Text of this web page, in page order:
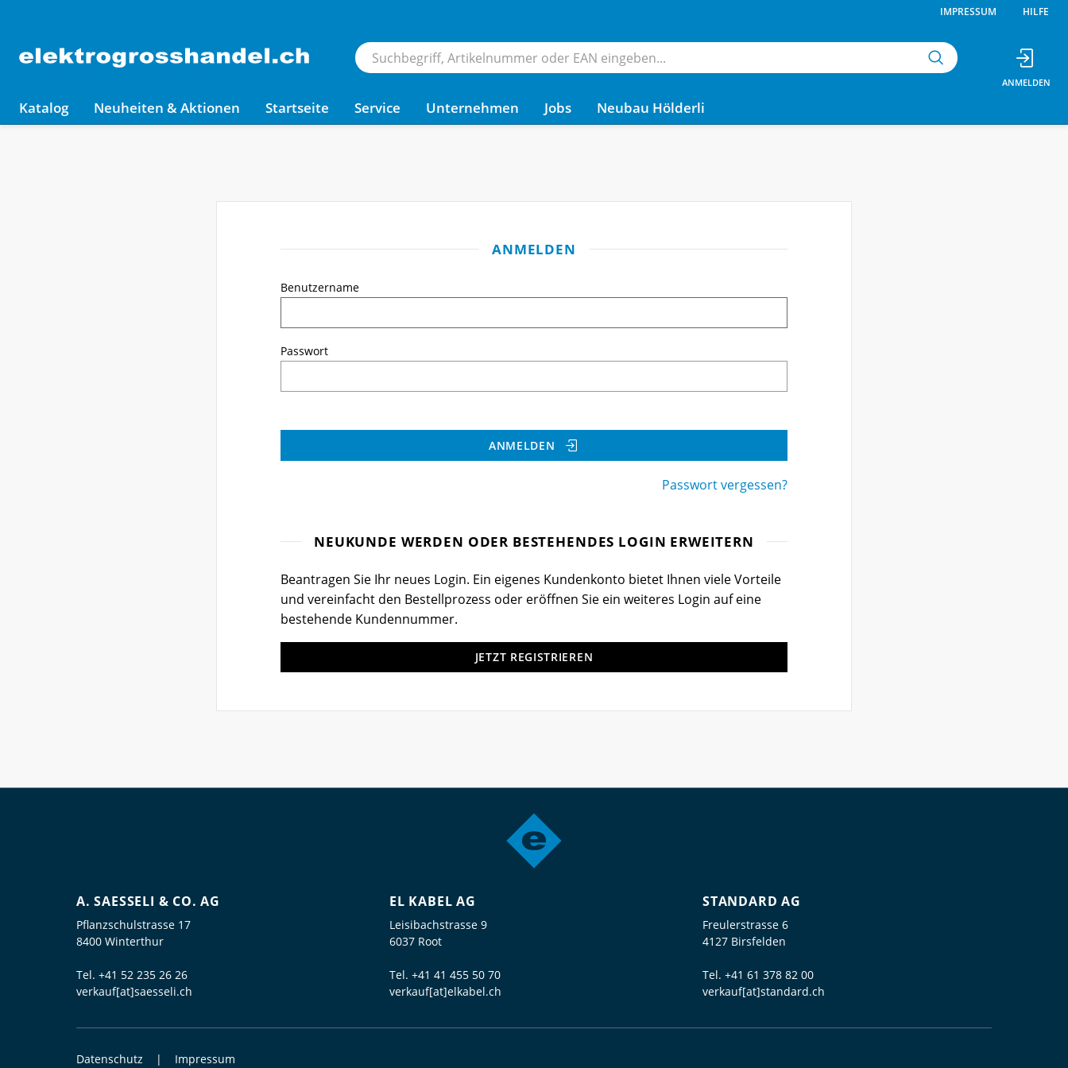
IMPRESSUM HILFE
Katalog Neuheiten & Aktionen Startseite Service Unternehmen Jobs Neubau Hölderli
ANMELDEN
Benutzername
Passwort
ANMELDEN
Passwort vergessen?
NEUKUNDE WERDEN ODER BESTEHENDES LOGIN ERWEITERN
Beantragen Sie Ihr neues Login. Ein eigenes Kundenkonto bietet Ihnen viele Vorteile
und vereinfacht den Bestellprozess oder eröffnen Sie ein weiteres Login auf eine
bestehende Kundennummer.
JETZT REGISTRIEREN
A. SAESSELI & CO. AG
Pflanzschulstrasse 17
8400 Winterthur
Tel. +41 52 235 26 26
verkauf[at]saesseli.ch
EL KABEL AG
Leisibachstrasse 9
6037 Root
Tel. +41 41 455 50 70
verkauf[at]elkabel.ch
STANDARD AG
Freulerstrasse 6
4127 Birsfelden
Tel. +41 61 378 82 00
verkauf[at]standard.ch
Datenschutz Impressum